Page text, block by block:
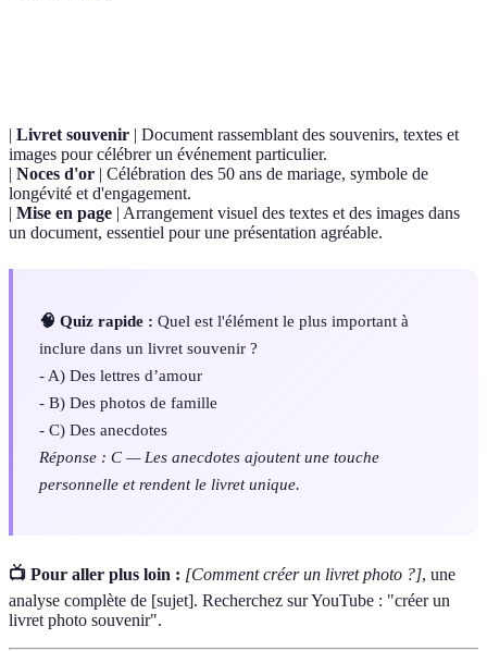
| Livret souvenir | Document rassemblant des souvenirs, textes et
images pour célébrer un événement particulier.
| Noces d'or | Célébration des 50 ans de mariage, symbole de
longévité et d'engagement.
| Mise en page | Arrangement visuel des textes et des images dans
un document, essentiel pour une présentation agréable.
🧠 Quiz rapide : Quel est l'élément le plus important à
inclure dans un livret souvenir ?
- A) Des lettres d’amour
- B) Des photos de famille
- C) Des anecdotes
Réponse : C — Les anecdotes ajoutent une touche
personnelle et rendent le livret unique.
📺 Pour aller plus loin : [Comment créer un livret photo ?], une
analyse complète de [sujet]. Recherchez sur YouTube : "créer un
livret photo souvenir".